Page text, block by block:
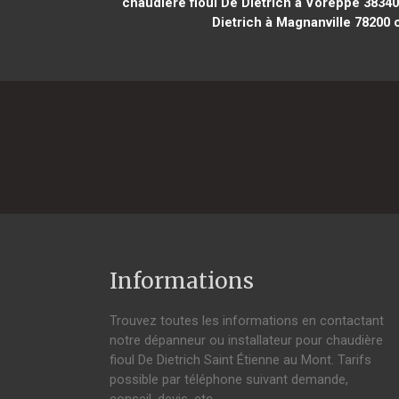
Dietrich à Magnanville 78200
Informations
Trouvez toutes les informations en contactant
notre dépanneur ou installateur pour chaudière
fioul De Dietrich Saint Étienne au Mont. Tarifs
possible par téléphone suivant demande,